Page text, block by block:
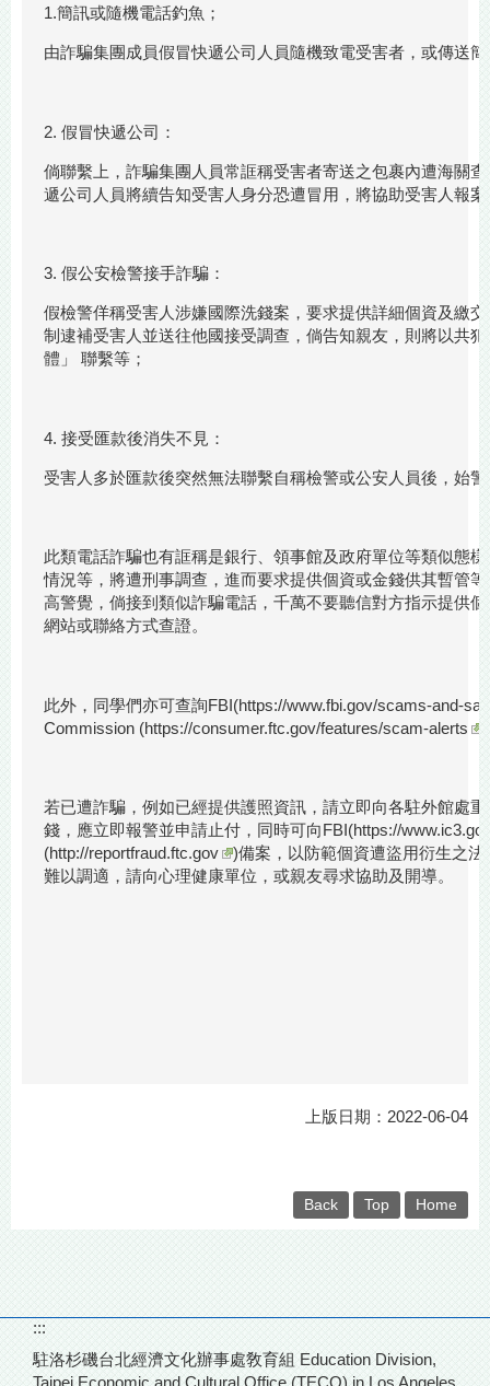
1.簡訊或隨機電話釣魚；
由詐騙集團成員假冒快遞公司人員隨機致電受害者，或傳送
2. 假冒快遞公司：
倘聯繫上，詐騙集團人員常誆稱受害者寄送之包裹內遭海關
遞公司人員將續告知受害人身分恐遭冒用，將協助受害人報
3. 假公安檢警接手詐騙：
假檢警佯稱受害人涉嫌國際洗錢案，要求提供詳細個資及繳
制逮補受害人並送往他國接受調查，倘告知親友，則將以共
體」 聯繫等；
4. 接受匯款後消失不見：
受害人多於匯款後突然無法聯繫自稱檢警或公安人員後，始
此類電話詐騙也有誆稱是銀行、領事館及政府單位等類似態
情況等，將遭刑事調查，進而要求提供個資或金錢供其暫管
高警覺，倘接到類似詐騙電話，千萬不要聽信對方指示提供
網站或聯絡方式查證。
此外，同學們亦可查詢FBI(https://www.fbi.gov/scams-and-
Commission (https://consumer.ftc.gov/features/scam-alerts
若已遭詐騙，例如已經提供護照資訊，請立即向各駐外館處
錢，應立即報警並申請止付，同時可向FBI(https://
(http://reportfraud.ftc.gov
)備案，以防範個資遭盜用衍生之
難以調適，請向心理健康單位，或親友尋求協助及開導。
上版日期：2022-06-04
Back Top Home
:::
駐洛杉磯台北經濟文化辦事處敎育組 Education Division,